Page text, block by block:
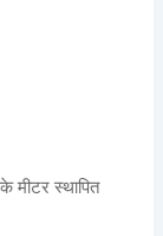
मीटर स्थापित